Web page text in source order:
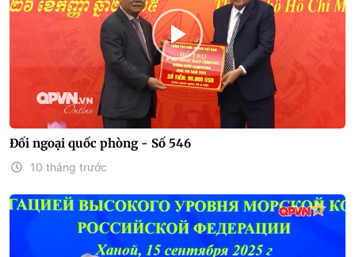
Đối ngoại quốc phòng - Số 546
10 tháng trước